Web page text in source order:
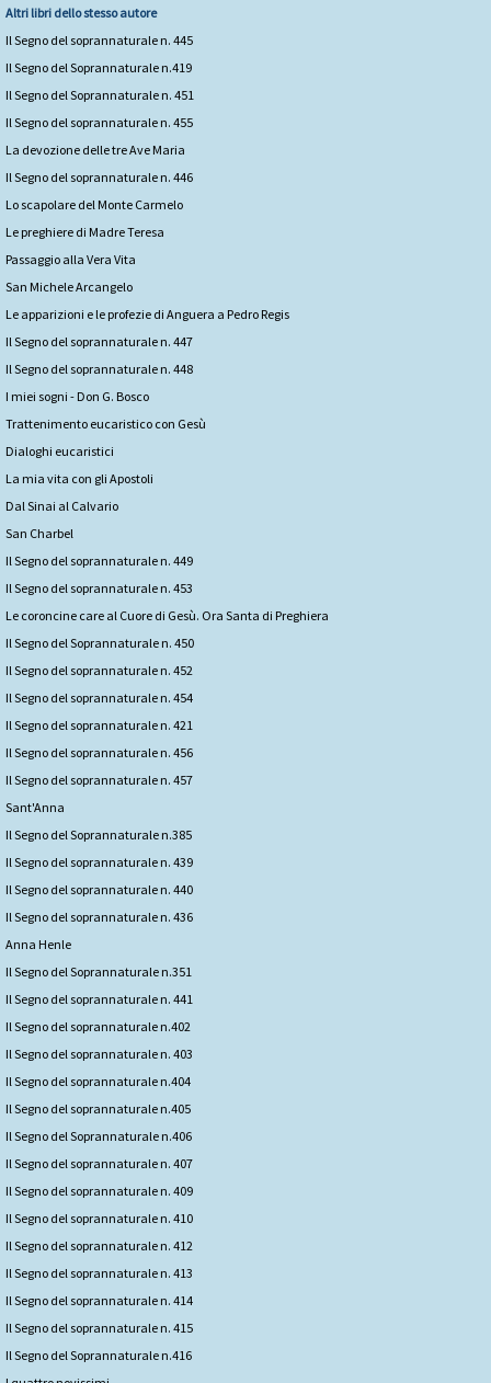
Altri libri dello stesso autore
Il Segno del soprannaturale n. 445
Il Segno del Soprannaturale n.419
Il Segno del Soprannaturale n. 451
Il Segno del soprannaturale n. 455
La devozione delle tre Ave Maria
Il Segno del soprannaturale n. 446
Lo scapolare del Monte Carmelo
Le preghiere di Madre Teresa
Passaggio alla Vera Vita
San Michele Arcangelo
Le apparizioni e le profezie di Anguera a Pedro Regis
Il Segno del soprannaturale n. 447
Il Segno del soprannaturale n. 448
I miei sogni - Don G. Bosco
Trattenimento eucaristico con Gesù
Dialoghi eucaristici
La mia vita con gli Apostoli
Dal Sinai al Calvario
San Charbel
Il Segno del soprannaturale n. 449
Il Segno del soprannaturale n. 453
Le coroncine care al Cuore di Gesù. Ora Santa di Preghiera
Il Segno del Soprannaturale n. 450
Il Segno del soprannaturale n. 452
Il Segno del soprannaturale n. 454
Il Segno del soprannaturale n. 421
Il Segno del soprannaturale n. 456
Il Segno del soprannaturale n. 457
Sant'Anna
Il Segno del Soprannaturale n.385
Il Segno del soprannaturale n. 439
Il Segno del soprannaturale n. 440
Il Segno del soprannaturale n. 436
Anna Henle
Il Segno del Soprannaturale n.351
Il Segno del soprannaturale n. 441
Il Segno del soprannaturale n.402
Il Segno del soprannaturale n. 403
Il Segno del soprannaturale n.404
Il Segno del soprannaturale n.405
Il Segno del Soprannaturale n.406
Il Segno del soprannaturale n. 407
Il Segno del soprannaturale n. 409
Il Segno del soprannaturale n. 410
Il Segno del soprannaturale n. 412
Il Segno del soprannaturale n. 413
Il Segno del soprannaturale n. 414
Il Segno del soprannaturale n. 415
Il Segno del Soprannaturale n.416